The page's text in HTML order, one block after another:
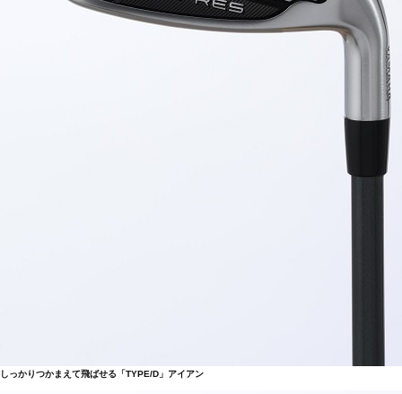
しっかりつかまえて飛ばせる「TYPE/D」アイアン